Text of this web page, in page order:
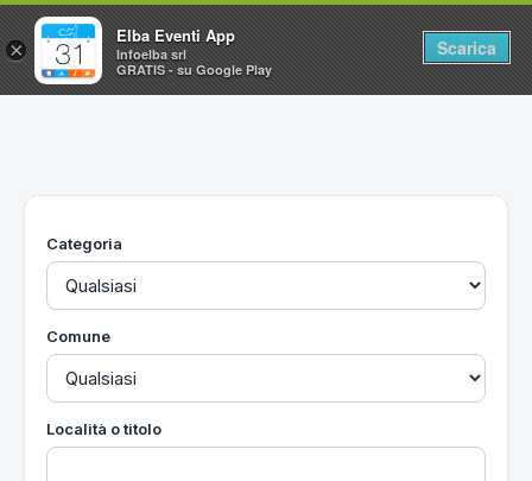
Home
Utilità
Categoria
Comune
Località o titolo
×
Elba Eventi App
Infoelba srl
GRATIS - su Google Play
Scarica